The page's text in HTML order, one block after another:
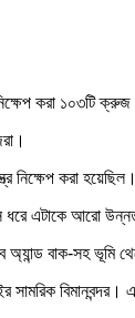
করা ১০৩টি
করা
ধরে এটাকে আরো
বাক-সহ ভূমি
বিমানবন্দর।